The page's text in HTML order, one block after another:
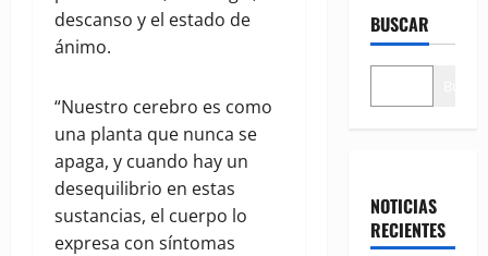
descanso y el estado de
ánimo.
“Nuestro cerebro es como
una planta que nunca se
apaga, y cuando hay un
desequilibrio en estas
sustancias, el cuerpo lo
expresa con síntomas
BUSCAR
NOTICIAS
RECIENTES